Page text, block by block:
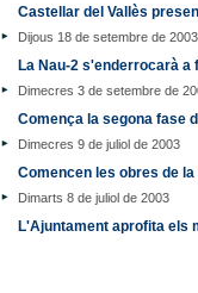
Castellar del Vallès
Dijous 18 de setembre de 2003
La Nau-2 s'enderrocarà a
Dimecres 3 de setembre de
Comença la segona fase
Dimecres 9 de juliol de 2003
Comencen les obres de
Dimarts 8 de juliol de 2003
L'Ajuntament aprofita els